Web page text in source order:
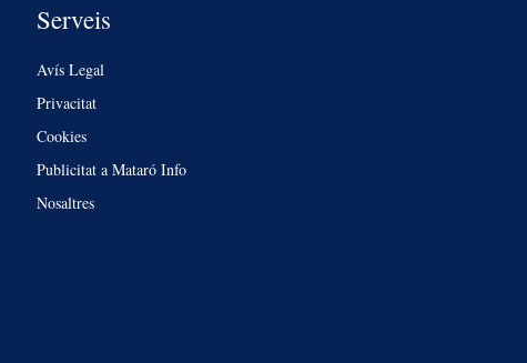
Serveis
Avís Legal
Privacitat
Cookies
Publicitat a Mataró Info
Nosaltres